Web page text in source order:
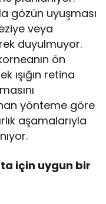
gözün uyuşması
veya
duyulmuyor.
ön
ışığın retina
yönteme göre
aşamalarıyla
için uygun bir